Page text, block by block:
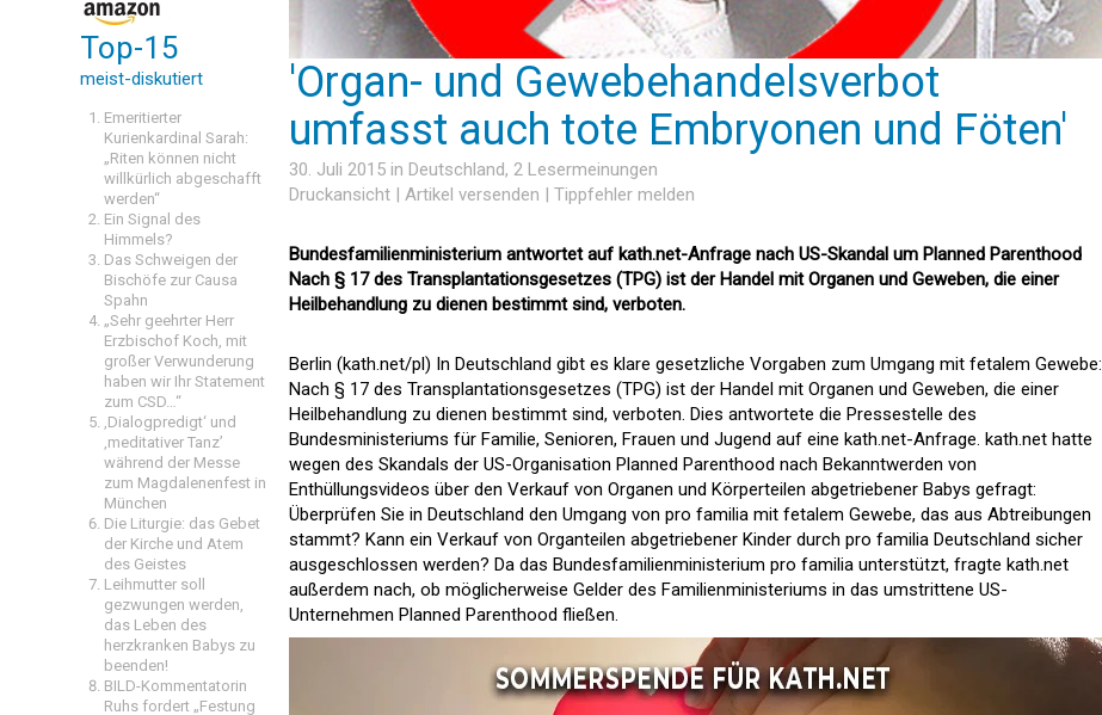
Top-15
meist-diskutiert
Emeritierter
Kurienkardinal Sarah:
„Riten können nicht
willkürlich abgeschafft
werden“
Ein Signal des
Himmels?
Das Schweigen der
Bischöfe zur Causa
Spahn
„Sehr geehrter Herr
Erzbischof Koch, mit
großer Verwunderung
haben wir Ihr Statement
zum CSD…“
‚Dialogpredigt‘ und
‚meditativer Tanz’
während der Messe
zum Magdalenenfest in
München
Die Liturgie: das Gebet
der Kirche und Atem
des Geistes
Leihmutter soll
gezwungen werden,
das Leben des
herzkranken Babys zu
beenden!
BILD-Kommentatorin
Ruhs fordert „Festung
'Organ- und Gewebehandelsverbot
umfasst auch tote Embryonen und Föten'
30. Juli 2015 in Deutschland, 2 Lesermeinungen
Druckansicht | Artikel versenden | Tippfehler melden
Bundesfamilienministerium antwortet auf kath.net-Anfrage nach US-Skandal um Planned Parenthood 
Nach § 17 des Transplantationsgesetzes (TPG) ist der Handel mit Organen und Geweben, die einer
Heilbehandlung zu dienen bestimmt sind, verboten.
Berlin (kath.net/pl) In Deutschland gibt es klare gesetzliche Vorgaben zum Umgang mit fetalem Gewebe:
Nach § 17 des Transplantationsgesetzes (TPG) ist der Handel mit Organen und Geweben, die einer
Heilbehandlung zu dienen bestimmt sind, verboten. Dies antwortete die Pressestelle des
Bundesministeriums für Familie, Senioren, Frauen und Jugend auf eine kath.net-Anfrage. kath.net hatte
wegen des Skandals der US-Organisation Planned Parenthood nach Bekanntwerden von
Enthüllungsvideos über den Verkauf von Organen und Körperteilen abgetriebener Babys gefragt:
Überprüfen Sie in Deutschland den Umgang von pro familia mit fetalem Gewebe, das aus Abtreibungen
stammt? Kann ein Verkauf von Organteilen abgetriebener Kinder durch pro familia Deutschland sicher
ausgeschlossen werden? Da das Bundesfamilienministerium pro familia unterstützt, fragte kath.net
außerdem nach, ob möglicherweise Gelder des Familienministeriums in das umstrittene US-
Unternehmen Planned Parenthood fließen.